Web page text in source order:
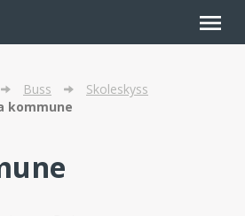
menu
Buss
Skoleskyss
kommune